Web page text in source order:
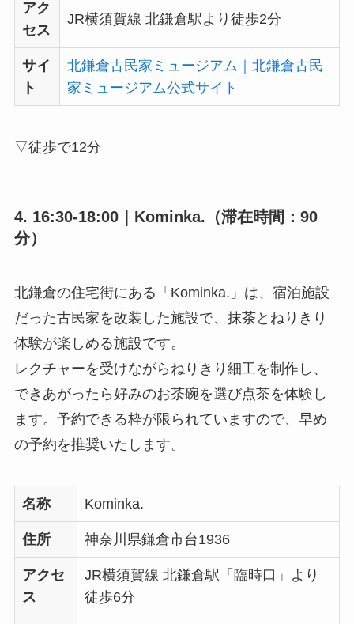
アク
セス
JR横須賀線 北鎌倉駅より徒歩2分
サイ
ト
北鎌倉古民家ミュージアム｜北鎌倉古民
家ミュージアム公式サイト
▽徒歩で12分
4. 16:30-18:00｜Kominka.（滞在時間：90
分）
北鎌倉の住宅街にある「Kominka.」は、宿泊施設
だった古民家を改装した施設で、抹茶とねりきり
体験が楽しめる施設です。
レクチャーを受けながらねりきり細工を制作し、
できあがったら好みのお茶碗を選び点茶を体験し
ます。予約できる枠が限られていますので、早め
の予約を推奨いたします。
名称 Kominka.
住所 神奈川県鎌倉市台1936
アクセ
ス
JR横須賀線 北鎌倉駅「臨時口」より
徒歩6分